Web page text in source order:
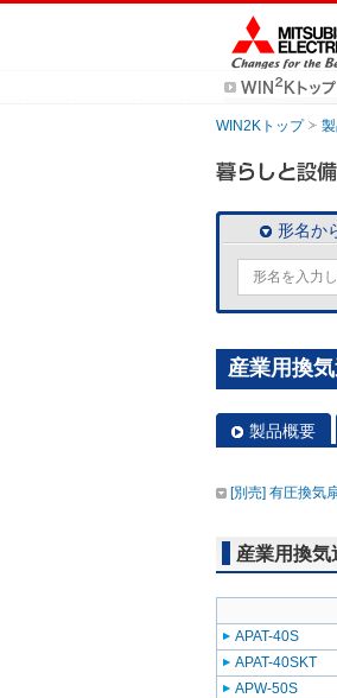
WIN2Kトップ
形名か
産業用換
製品概要
[別売] 有圧換気
産業用換
APAT-40S
APAT-40SKT
APW-50S